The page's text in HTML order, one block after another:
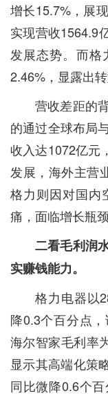
增长15.7%，展
实现营收1564.9
发展态势。而格
2.46%，显露出
营收差距的
的通过全球布局
收入达1072亿元
发展，海外主营
格力则因对国内
痛，面临增长瓶颈
二看毛利润
实赚钱能力。
格力电器以
降0.3个百分点
海尔智家毛利率
显示其高端化策
同比微降0.6个